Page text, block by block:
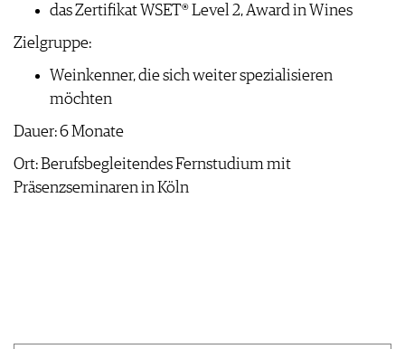
das Zertifikat WSET® Level 2, Award in Wines
Zielgruppe:
Weinkenner, die sich weiter spezialisieren
möchten
Dauer: 6 Monate
Ort: Berufsbegleitendes Fernstudium mit
Präsenzseminaren in Köln